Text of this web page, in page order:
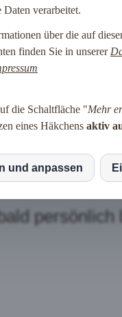
bei
persönlich
Daten verarbeitet.
über die auf
finden Sie in unserer
die Schaltfläche "Mehr
eines Häkchens aktiv
Maps
und anpassen